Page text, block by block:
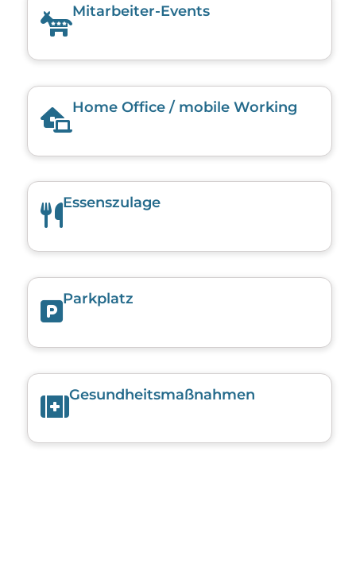
Mitarbeiter-Events
Home Office / mobile Working
Essenszulage
Parkplatz
Gesundheits­maßnahmen